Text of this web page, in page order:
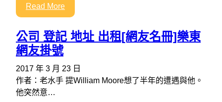
Read More
公司 登記 地址 出租[網友名冊]樂東
網友掛號
2017 年 3 月 23 日
作者：老水手 提William Moore想了半年的遭遇與他。
他突然意…